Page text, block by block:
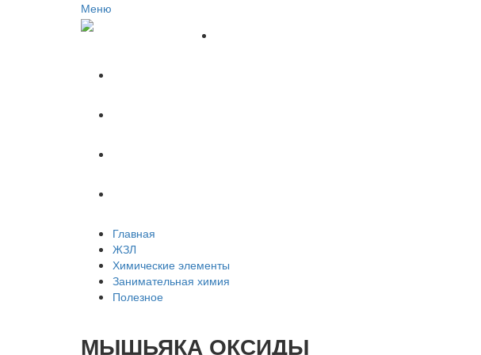
Меню
Главная
ЖЗЛ
Химические элементы
Занимательная химия
Полезное
МЫШЬЯКА ОКСИДЫ